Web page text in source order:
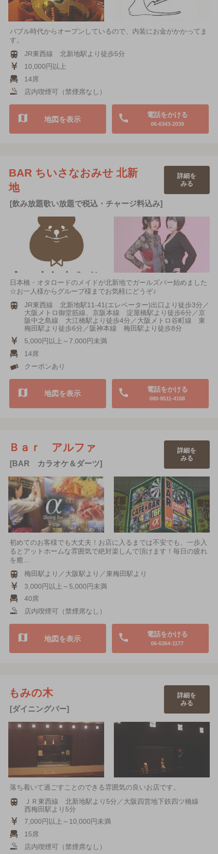
バブル時代からオープンしているので、内装にお金がかかってま
す。
JR東西線 北新地駅より徒歩5分
10,000円以上
14席
店内喫煙可（禁煙席なし）
電話をかける
06-6343-2039
地図を表示
BAR ちいさなおみせ 北新
地
[飲み放題歌い放題で税込・チャージ料込み]
詳細を
みる
日本橋・オタロードのメイドが北新地でガールズバー始めました
☆お一人様からグループ様までお気軽にどうぞ♪
JR東西線 北新地駅11-41(エレベーター)出口より徒歩3分／
大阪メトロ御堂筋線、京阪本線 淀屋橋駅より徒歩6分／京
阪中之島線 大江橋駅より徒歩4分／大阪メトロ谷町線 東
梅田駅より徒歩6分／阪神本線 梅田駅より徒歩8分
5,000円以上～7,000円未満
14席
クーポンあり
電話をかける
080-8511-4168
地図を表示
Ｂａｒ アルファ
[BAR カラオケ＆ダーツ]
詳細を
みる
初めてのお客様でも大丈夫！お店に入るまでは不安でも、一歩入
るとアットホームな雰囲気で絶対楽しんで頂けます！毎日の疲れ
を癒…
梅田駅より／大阪駅より／東梅田駅より
3,000円以上～5,000円未満
40席
店内喫煙可（禁煙席なし）
電話をかける
06-6364-1177
地図を表示
もみの木
[ダイニングバー]
詳細を
みる
落ち着いて過ごすことのできる雰囲気の良いお店です。
ＪＲ東西線 北新地駅より5分／大阪四営地下鉄四ツ橋線
西梅田駅より5分
7,000円以上～10,000円未満
15席
店内喫煙可（禁煙席なし）